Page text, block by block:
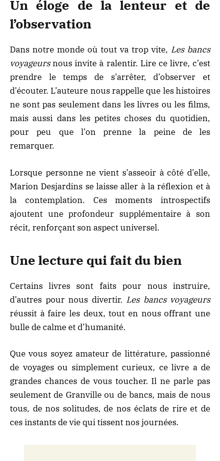
Un éloge de la lenteur et de
l’observation
Dans notre monde où tout va trop vite, Les bancs
voyageursnous invite à ralentir. Lire ce livre, c’est
prendre le temps de s’arrêter,d’observer et
d’écouter. L’auteure nous rappelle que les histoires
ne sont pas seulement dans les livres ou les films,
mais aussi dans les petites choses du quotidien,
pour peu que l’on prenne la peine de les
remarquer.
Lorsque personne ne vient s’asseoir à côté d’elle,
Marion Desjardins se laisse aller à la réflexion et à
la contemplation. Ces moments introspectifs
ajoutent une profondeur supplémentaire à son
récit, renforçant son aspect universel.
Une lecture qui fait du bien
Certains livres sont faits pour nous instruire,
d’autres pour nous divertir. Les bancs voyageurs
réussit à faire les deux, tout en nous offrant une
bulle de calme et d’humanité.
Que vous soyez amateur de littérature, passionné
de voyages ou simplement curieux, ce livre a de
grandes chances de vous toucher. Il ne parle pas
seulement de Granville ou de bancs, mais de nous
tous, de nos solitudes, de nos éclats de rire et de
ces instants de vie qui tissent nos journées.